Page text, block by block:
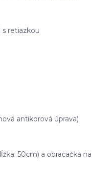
s retiazkou
antikorová úprava)
50cm) a obracačka na